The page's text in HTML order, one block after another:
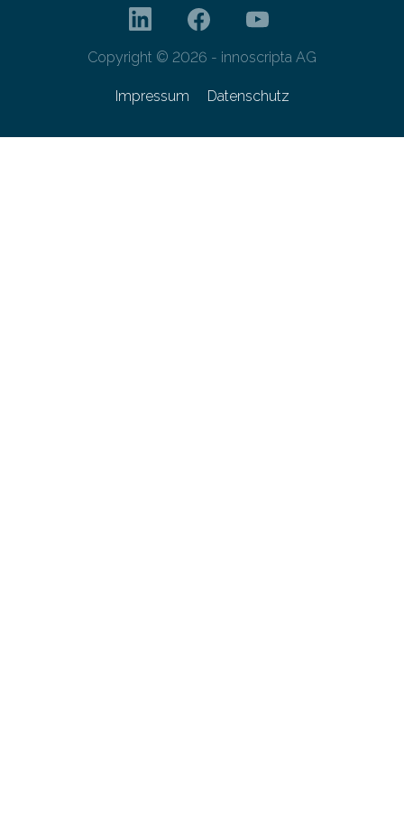
Copyright © 2026 - innoscripta AG
Impressum Datenschutz